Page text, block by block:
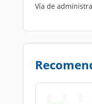
Vía de